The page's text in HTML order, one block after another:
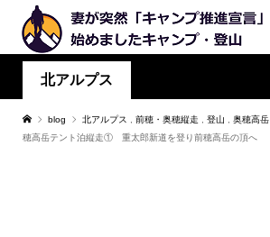
北アルプス
blog 北アルプス 前穂・奥穂縦走 登山 奥穂高岳
穂高岳テント泊縦走① 重太郎新道を登り前穂高岳の頂へ